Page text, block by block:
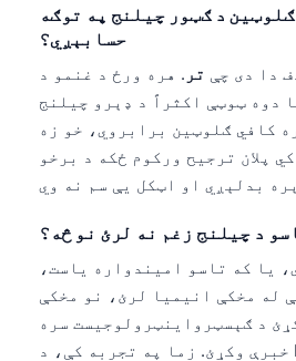
د ګټور چیلنج په توګه
حسابېږي؟
دا دی چې تر . هره ورځ د غنمو د
دوه ټوټې اکثراً د ډېرو چیلنج
کافي ګلوټین برابروي، خو زه
پلان ترجیح ورکوم ځکه د برخو
د چیلنج زغم نه لرئ نو څه؟
یا که تاسو امیندواره یاست،
له مخکې انیمیا لرئ، نو مخکې
د ګېسټرواینټرولوجیست سره
خبرې وکړئ. زما په تجربه کې، د HLA ازموینه یا